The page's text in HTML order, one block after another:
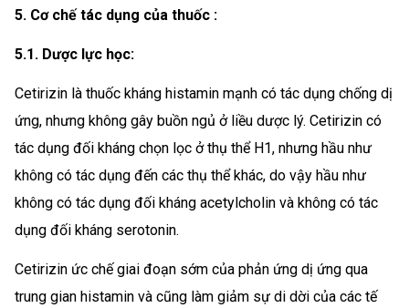
5. Cơ chế tác dụng của thuốc :
5.1. Dược lực học:
Cetirizin là thuốc kháng histamin mạnh có tác dụng chống dị
ứng, nhưng không gây buồn ngủ ở liều dược lý. Cetirizin có
tác dụng đối kháng chọn lọc ở thụ thể H1, nhưng hầu như
không có tác dụng đến các thụ thể khác, do vậy hầu như
không có tác dụng đối kháng acetylcholin và không có tác
dụng đối kháng serotonin.
Cetirizin ức chế giai đoạn sớm của phản ứng dị ứng qua
trung gian histamin và cũng làm giảm sự di dời của các tế